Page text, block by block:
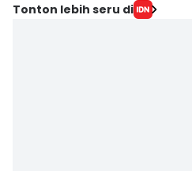
Tonton lebih seru di